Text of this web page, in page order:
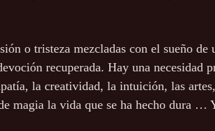
o tristeza mezcladas con el sueño de
recuperada. Hay una necesidad
la creatividad, la intuición, las
magia la vida que se ha hecho dura …